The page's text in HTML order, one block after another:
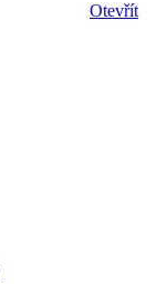
Otevřít